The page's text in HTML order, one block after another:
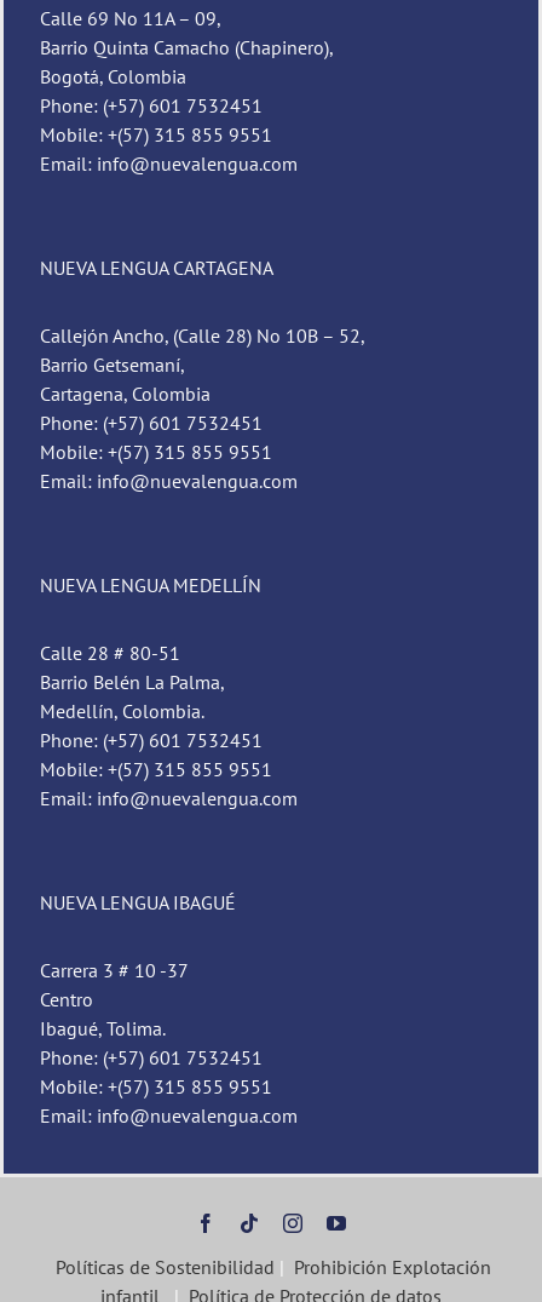
Calle 69 No 11A – 09,
Barrio Quinta Camacho (Chapinero),
Bogotá, Colombia
Phone: (+57) 601 7532451
Mobile: +(57) 315 855 9551
Email: info@nuevalengua.com
NUEVA LENGUA CARTAGENA
Callejón Ancho, (Calle 28) No 10B – 52,
Barrio Getsemaní,
Cartagena, Colombia
Phone: (+57) 601 7532451
Mobile: +(57) 315 855 9551
Email: info@nuevalengua.com
NUEVA LENGUA MEDELLÍN
Calle 28 # 80-51
Barrio Belén La Palma,
Medellín, Colombia.
Phone: (+57) 601 7532451
Mobile: +(57) 315 855 9551
Email: info@nuevalengua.com
NUEVA LENGUA IBAGUÉ
Carrera 3 # 10 -37
Centro
Ibagué, Tolima.
Phone: (+57) 601 7532451
Mobile: +(57) 315 855 9551
Email: info@nuevalengua.com
Políticas de Sostenibilidad | Prohibición Explotación
infantil | Política de Protección de datos